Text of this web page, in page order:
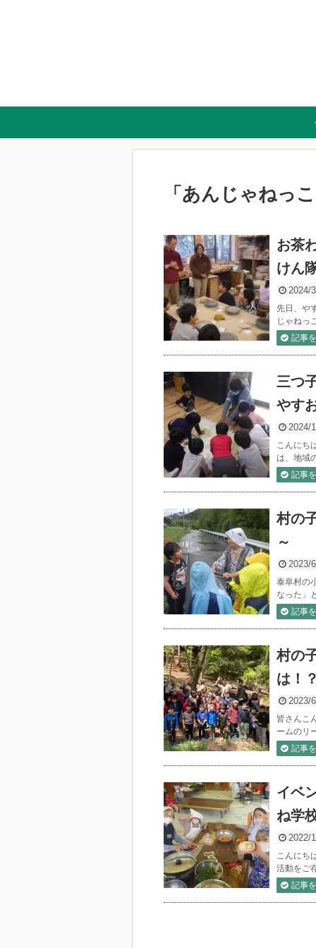
「 あんじゃねっこ
お茶
けん
2024/
先日、や
じゃねっ
記事
三つ
やす
2024/
こんにち
は、地域
記事
村の
～
2023/
泰阜村の
なった」
記事
村の
は！
2023/
皆さんこ
ームのリ
記事
イベ
ね学
2022/
こんにち
活動をご
記事